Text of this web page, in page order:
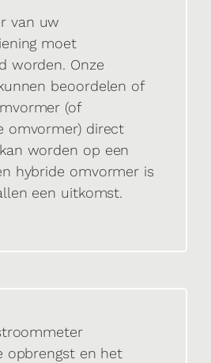
van uw
moet
worden. Onze
beoordelen of
(of
omvormer) direct
worden op een
hybride omvormer is
een uitkomst.
opbrengst en het